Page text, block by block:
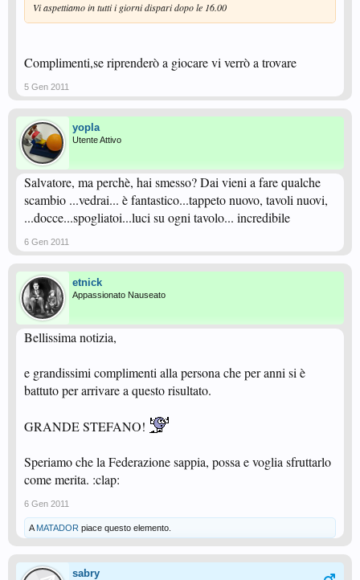
Vi aspettiamo in tutti i giorni dispari dopo le 16.00
Complimenti,se riprenderò a giocare vi verrò a trovare
5 Gen 2011
yopla
Utente Attivo
Salvatore, ma perchè, hai smesso? Dai vieni a fare qualche
scambio ...vedrai... è fantastico...tappeto nuovo, tavoli nuovi,
...docce...spogliatoi...luci su ogni tavolo... incredibile
6 Gen 2011
etnick
Appassionato Nauseato
Bellissima notizia,
e grandissimi complimenti alla persona che per anni si è
battuto per arrivare a questo risultato.
GRANDE STEFANO!
Speriamo che la Federazione sappia, possa e voglia sfruttarlo
come merita. :clap:
6 Gen 2011
A MATADOR piace questo elemento.
sabry